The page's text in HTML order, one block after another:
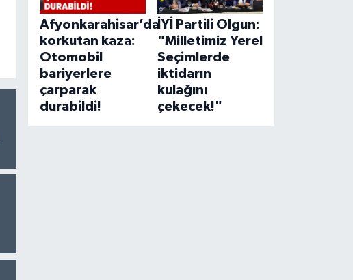
Afyonkarahisar’da
korkutan kaza:
Otomobil
bariyerlere
çarparak
durabildi!
İYİ Partili Olgun:
"Milletimiz Yerel
Seçimlerde
iktidarın
kulağını
çekecek!"